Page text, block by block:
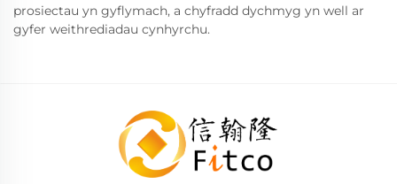
prosiectau yn gyflymach, a chyfradd dychmyg yn well ar
gyfer weithrediadau cynhyrchu.